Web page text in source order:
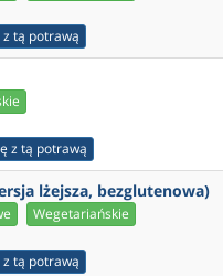
z tą potrawą
z tą potrawą
lżejsza, bezglutenowa)
Wegetariańskie
z tą potrawą